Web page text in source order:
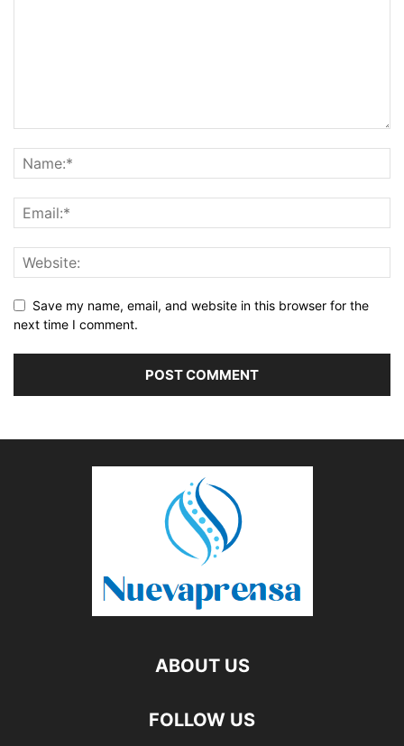
Save my name, email, and website in this browser for the
next time I comment.
ABOUT US
FOLLOW US